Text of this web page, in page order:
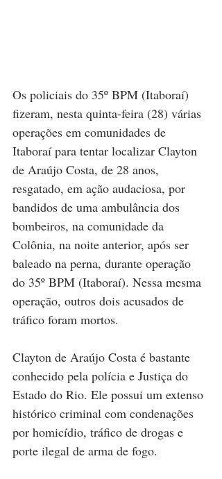
Os policiais do 35º BPM (Itaboraí)
fizeram, nesta quinta-feira (28) várias
operações em comunidades de
Itaboraí para tentar localizar Clayton
de Araújo Costa, de 28 anos,
resgatado, em ação audaciosa, por
bandidos de uma ambulância dos
bombeiros, na comunidade da
Colônia, na noite anterior, após ser
baleado na perna, durante operação
do 35º BPM (Itaboraí). Nessa mesma
operação, outros dois acusados de
tráfico foram mortos.
Clayton de Araújo Costa é bastante
conhecido pela polícia e Justiça do
Estado do Rio. Ele possui um extenso
histórico criminal com condenações
por homicídio, tráfico de drogas e
porte ilegal de arma de fogo.